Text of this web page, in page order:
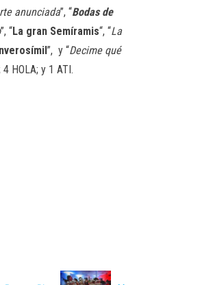
anunciada”, “Bodas de
”, “La gran Semíramis“, “La
”, y “Decime qué
HOLA; y 1 ATI.